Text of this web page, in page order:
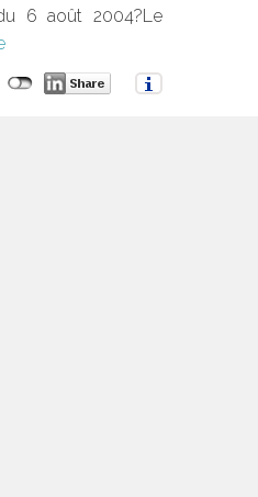
6 août 2004?Le